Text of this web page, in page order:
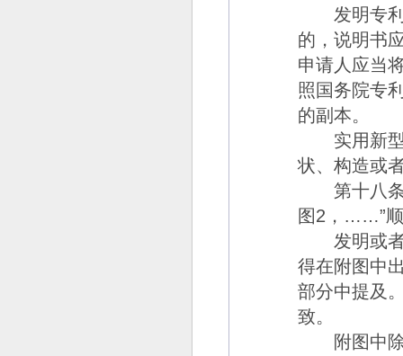
发明专利
的，说明书
申请人应当
照国务院专
的副本。
实用新型
状、构造或
第十八
图2 ， ……”
发明或者
得在附图中
部分中提及
致。
附图中除